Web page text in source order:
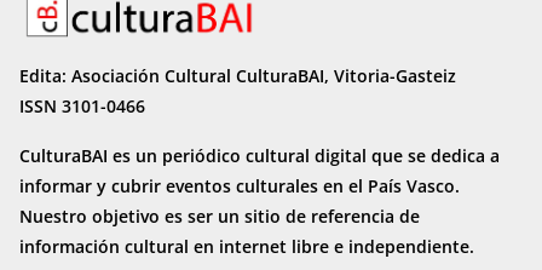
Edita: Asociación Cultural CulturaBAI, Vitoria-Gasteiz
ISSN 3101-0466
CulturaBAI es un periódico cultural digital que se dedica a
informar y cubrir eventos culturales en el País Vasco.
Nuestro objetivo es ser un sitio de referencia de
información cultural en internet libre e independiente.